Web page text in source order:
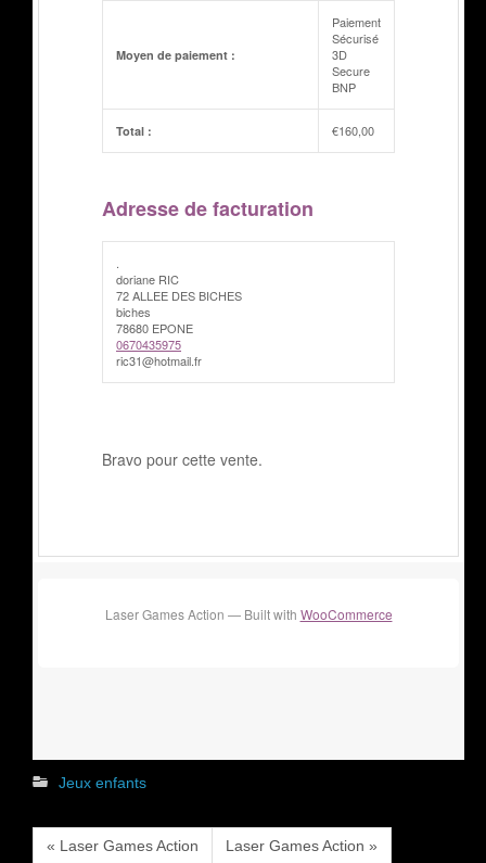
Moyen de paiement :
Paiement
Sécurisé
3D
Secure
BNP
Total : €160,00
Adresse de facturation
doriane RIC
72 ALLEE DES BICHES
biches
78680 EPONE
0670435975
ric31@hotmail.fr
Bravo pour cette vente.
Laser Games Action — Built with WooCommerce
Jeux enfants
« Laser Games Action Laser Games Action »